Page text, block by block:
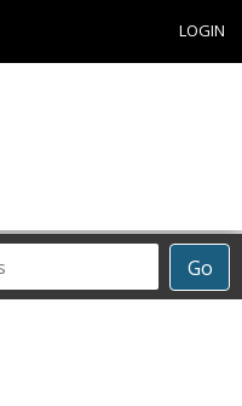
LOGIN
Go